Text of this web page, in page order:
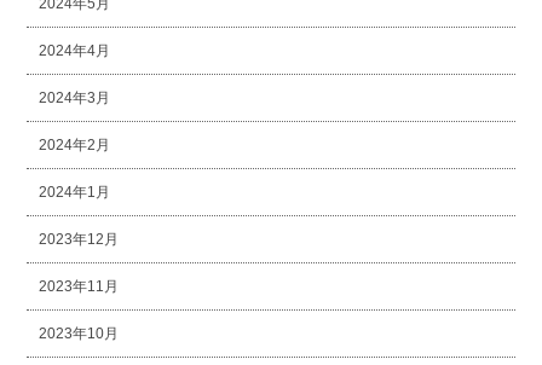
2024年5月
2024年4月
2024年3月
2024年2月
2024年1月
2023年12月
2023年11月
2023年10月